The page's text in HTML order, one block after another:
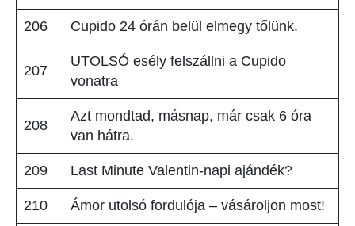
206 Cupido 24 órán belül elmegy tőlünk.
207
UTOLSÓ esély felszállni a Cupido
vonatra
208
Azt mondtad, másnap, már csak 6 óra
van hátra.
209 Last Minute Valentin-napi ajándék?
210 Ámor utolsó fordulója – vásároljon most!